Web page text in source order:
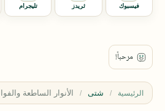
فيسبوك ثريدز تليجرام
الرئيسية شتى